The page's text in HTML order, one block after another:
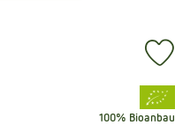
, Verband:
100% Bioanbau